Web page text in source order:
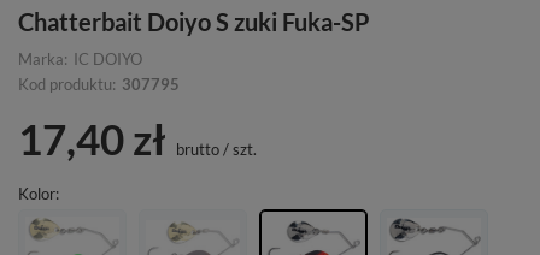
Chatterbait Doiyo S zuki Fuka-SP
Marka: IC DOIYO
Kod produktu: 307795
17,40 zł brutto/szt.
Kolor